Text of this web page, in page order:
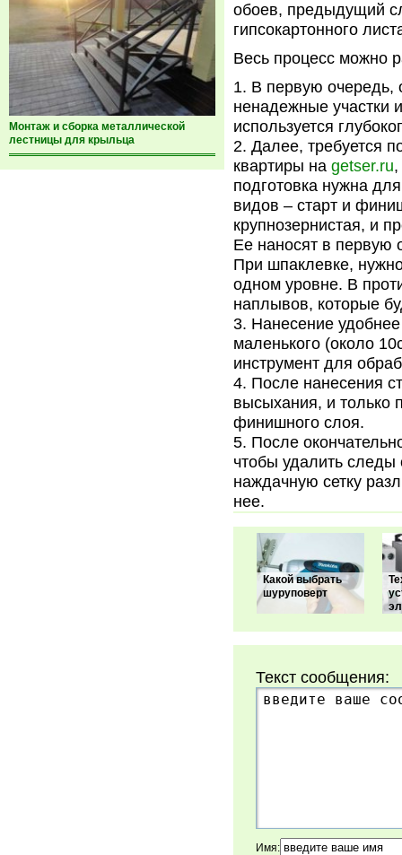
Монтаж и сборка металлической
лестницы для крыльца
обоев, предыдущий
гипсокартонного
Весь процесс можно
В первую очередь,
ненадежные участки
используется
Далее, требуется
квартиры на getser.ru
подготовка нужна
видов – старт и
крупнозернистая, и
Ее наносят в первую
При шпаклевке,
одном уровне. В
наплывов, которые
Нанесение
маленького (около
инструмент для
После нанесения
высыхания, и только
финишного слоя.
После
чтобы удалить следы
наждачную сетку
нее.
Какой выбрать
шуруповерт
Текст сообщения:
Имя: